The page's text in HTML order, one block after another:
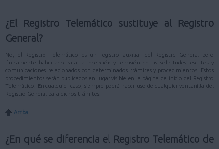
¿El Registro Telemático sustituye al Registro
General?
No, el Registro Telemático es un registro auxiliar del Registro General pero
únicamente habilitado para la recepción y remisión de las solicitudes, escritos y
comunicaciones relacionados con determinados trámites y procedimientos. Estos
procedimientos serán publicados en lugar visible en la página de inicio del Registro
Telemático. En cualquier caso, siempre podrá hacer uso de cualquier ventanilla del
Registro General para dichos trámites.
Arriba
¿En qué se diferencia el Registro Telemático de